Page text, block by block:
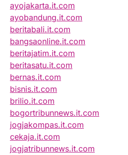
ayojakarta.it.com
ayobandung.it.com
beritabali.it.com
bangsaonline.it.com
beritajatim.it.com
beritasatu.it.com
bernas.it.com
bisnis.it.com
brilio.it.com
bogortribunnews.it.com
jogjakompas.it.com
cekaja.it.com
jogjatribunnews.it.com